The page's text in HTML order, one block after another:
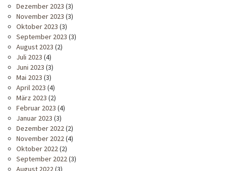
Dezember 2023 (3)
November 2023 (3)
Oktober 2023 (3)
September 2023 (3)
August 2023 (2)
Juli 2023 (4)
Juni 2023 (3)
Mai 2023 (3)
April 2023 (4)
März 2023 (2)
Februar 2023 (4)
Januar 2023 (3)
Dezember 2022(2)
November 2022(4)
Oktober 2022(2)
September 2022(3)
August 2022(3)